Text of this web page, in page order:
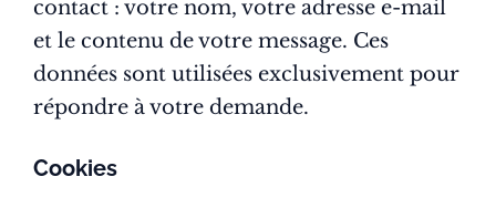
contact : votre nom, votre adresse e-mail
et le contenu de votre message. Ces
données sont utilisées exclusivement pour
répondre à votre demande.
Cookies